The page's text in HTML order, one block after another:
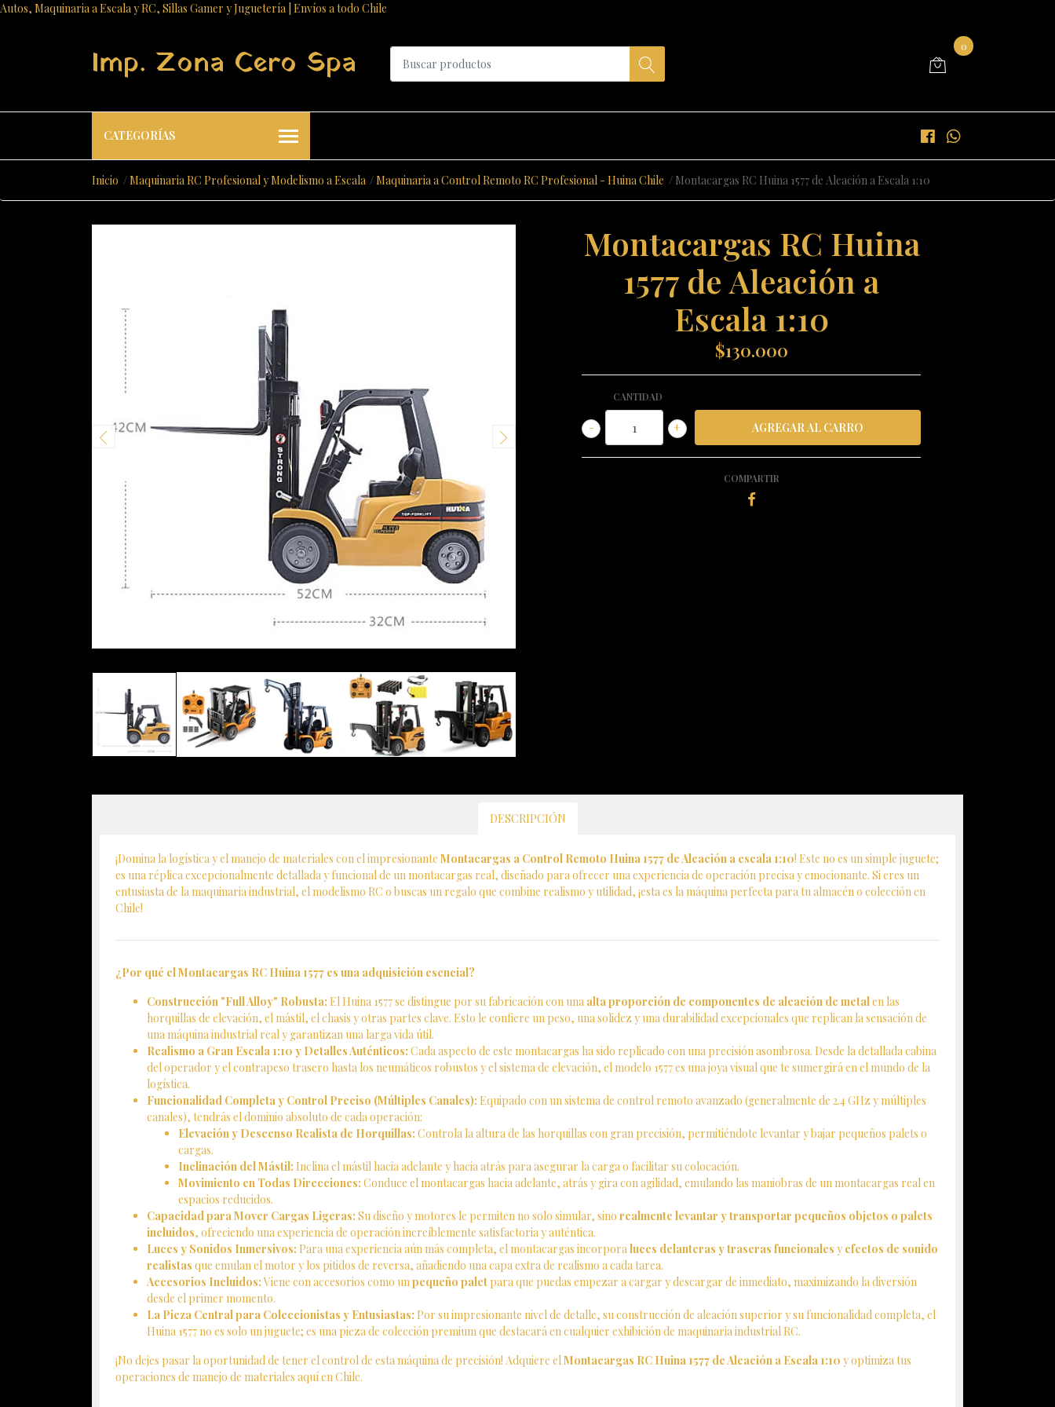
Autos, Maquinaria a Escala y RC, Sillas Gamer y Juguetería | Envíos a todo Chile
Imp. Zona Cero Spa 0
CATEGORÍAS
Inicio Maquinaria RC Profesional y Modelismo a Escala Maquinaria a Control Remoto RC Profesional - Huina Chile Montacargas RC Huina 1577 de Aleación a Escala 1:10
Montacargas RC Huina
1577 de Aleación a
Escala 1:10
$130.000
CANTIDAD
+
-
COMPARTIR
DESCRIPCIÓN
¡Domina la logística y el manejo de materiales con el impresionante Montacargas a Control Remoto Huina 1577 de Aleación a escala 1:10! Este no es un simple juguete;
es una réplica excepcionalmente detallada y funcional de un montacargas real, diseñado para ofrecer una experiencia de operación precisa y emocionante. Si eres un
entusiasta de la maquinaria industrial, el modelismo RC o buscas un regalo que combine realismo y utilidad, ¡esta es la máquina perfecta para tu almacén o colección en
Chile!
¿Por qué el Montacargas RC Huina 1577 es una adquisición esencial?
Construcción "Full Alloy" Robusta: El Huina 1577 se distingue por su fabricación con una alta proporción de componentes de aleación de metalen las
horquillas de elevación, el mástil, el chasis y otras partes clave. Esto le confiere un peso, una solidez y una durabilidad excepcionales que replican la sensación de
una máquina industrial real y garantizan una larga vida útil.
Realismo a Gran Escala 1:10 y Detalles Auténticos: Cada aspecto de este montacargas ha sido replicado con una precisión asombrosa. Desde la detallada cabina
del operador y el contrapeso trasero hasta los neumáticos robustos y el sistema de elevación, el modelo 1577 es una joya visual que te sumergirá en el mundo de la
logística.
Funcionalidad Completa y Control Preciso (Múltiples Canales): Equipado con un sistema de control remoto avanzado (generalmente de 2.4 GHz y múltiples
canales), tendrás el dominio absoluto de cada operación:
Elevación y Descenso Realista de Horquillas: Controla la altura de las horquillas con gran precisión, permitiéndote levantar y bajar pequeños palets o
cargas.
Inclinación del Mástil: Inclina el mástil hacia adelante y hacia atrás para asegurar la carga o facilitar su colocación.
Movimiento en Todas Direcciones: Conduce el montacargas hacia adelante, atrás y gira con agilidad, emulando las maniobras de un montacargas real en
espacios reducidos.
Capacidad para Mover Cargas Ligeras: Su diseño y motores le permiten no solo simular, sino realmente levantar y transportar pequeños objetos o palets
incluidos, ofreciendo una experiencia de operación increíblemente satisfactoria y auténtica.
Luces y Sonidos Inmersivos: Para una experiencia aún más completa, el montacargas incorporaluces delanteras y traseras funcionales y efectos de sonido
realistas que emulan el motor y los pitidos de reversa, añadiendo una capa extra de realismo a cada tarea.
Accesorios Incluidos:Viene con accesorios como unpequeño palet para que puedas empezar a cargar y descargar de inmediato, maximizando la diversión
desde el primer momento.
La Pieza Central para Coleccionistas y Entusiastas: Por su impresionante nivel de detalle, su construcción de aleación superior y su funcionalidad completa, el
Huina 1577 no es solo un juguete; es una pieza de colección premium que destacará en cualquier exhibición de maquinaria industrial RC.
¡No dejes pasar la oportunidad de tener el control de esta máquina de precisión! Adquiere elMontacargas RC Huina 1577 de Aleación a Escala 1:10 y optimiza tus
operaciones de manejo de materiales aquí en Chile.